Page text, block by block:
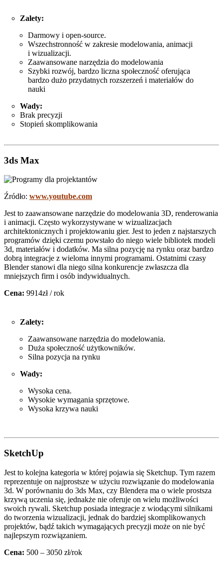
Zalety:
Darmowy i open-source.
Wszechstronność w zakresie modelowania, animacji
i wizualizacji.
Zaawansowane narzędzia do modelowania
Szybki rozwój, bardzo liczna społeczność oferująca
bardzo dużo przydatnych rozszerzeń i materiałów do
nauki
Wady:
Brak precyzji
Stopień skomplikowania
3ds Max
Źródło: www.youtube.com
Jest to zaawansowane narzędzie do modelowania 3D, renderowania
i animacji. Często wykorzystywane w wizualizacjach
architektonicznych i projektowaniu gier. Jest to jeden z najstarszych
programów dzięki czemu powstało do niego wiele bibliotek modeli
3d, materiałów i dodatków. Ma silna pozycję na rynku oraz bardzo
dobrą integracje z wieloma innymi programami. Ostatnimi czasy
Blender stanowi dla niego silna konkurencje zwłaszcza dla
mniejszych firm i osób indywidualnych.
Cena: 9914zł / rok
Zalety:
Zaawansowane narzędzia do modelowania.
Duża społeczność użytkowników.
Silna pozycja na rynku
Wady:
Wysoka cena.
Wysokie wymagania sprzętowe.
Wysoka krzywa nauki
SketchUp
Jest to kolejna kategoria w której pojawia się Sketchup. Tym razem
reprezentuje on najprostsze w użyciu rozwiązanie do modelowania
3d. W porównaniu do 3ds Max, czy Blendera ma o wiele prostsza
krzywą uczenia się, jednakże nie oferuje on wielu możliwości
swoich rywali. Sketchup posiada integracje z wiodącymi silnikami
do tworzenia wizualizacji, jednak do bardziej skomplikowanych
projektów, bądź takich wymagających precyzji może on nie być
najlepszym rozwiązaniem.
Cena: 500 – 3050 zł/rok